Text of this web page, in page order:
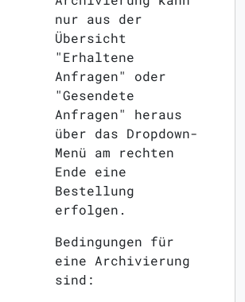
nur aus der
Übersicht
"Erhaltene
Anfragen" oder
"Gesendete
Anfragen" heraus
über das Dropdown-
Menü am rechten
Ende eine
Bestellung
erfolgen.
Bedingungen für
eine Archivierung
sind: